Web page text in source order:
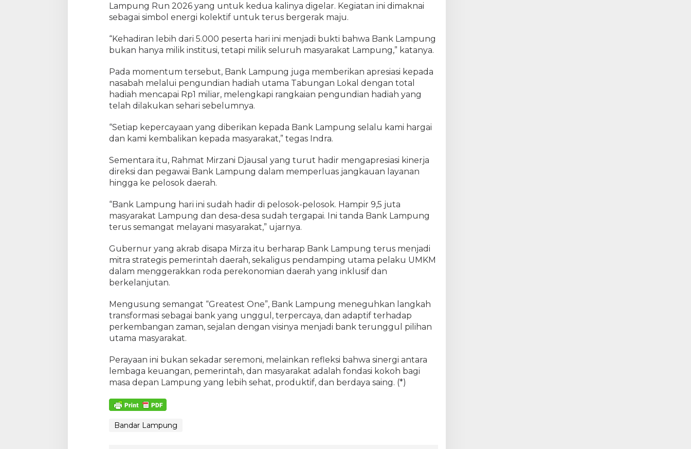
Lampung Run 2026 yang untuk kedua kalinya digelar. Kegiatan ini dimaknai
sebagai simbol energi kolektif untuk terus bergerak maju.
“Kehadiran lebih dari 5.000 peserta hari ini menjadi bukti bahwa Bank Lampung
bukan hanya milik institusi, tetapi milik seluruh masyarakat Lampung,” katanya.
Pada momentum tersebut, Bank Lampung juga memberikan apresiasi kepada
nasabah melalui pengundian hadiah utama Tabungan Lokal dengan total
hadiah mencapai Rp1 miliar, melengkapi rangkaian pengundian hadiah yang
telah dilakukan sehari sebelumnya.
“Setiap kepercayaan yang diberikan kepada Bank Lampung selalu kami hargai
dan kami kembalikan kepada masyarakat,” tegas Indra.
Sementara itu, Rahmat Mirzani Djausal yang turut hadir mengapresiasi kinerja
direksi dan pegawai Bank Lampung dalam memperluas jangkauan layanan
hingga ke pelosok daerah.
“Bank Lampung hari ini sudah hadir di pelosok-pelosok. Hampir 9,5 juta
masyarakat Lampung dan desa-desa sudah tergapai. Ini tanda Bank Lampung
terus semangat melayani masyarakat,” ujarnya.
Gubernur yang akrab disapa Mirza itu berharap Bank Lampung terus menjadi
mitra strategis pemerintah daerah, sekaligus pendamping utama pelaku UMKM
dalam menggerakkan roda perekonomian daerah yang inklusif dan
berkelanjutan.
Mengusung semangat “Greatest One”, Bank Lampung meneguhkan langkah
transformasi sebagai bank yang unggul, terpercaya, dan adaptif terhadap
perkembangan zaman, sejalan dengan visinya menjadi bank terunggul pilihan
utama masyarakat.
Perayaan ini bukan sekadar seremoni, melainkan refleksi bahwa sinergi antara
lembaga keuangan, pemerintah, dan masyarakat adalah fondasi kokoh bagi
masa depan Lampung yang lebih sehat, produktif, dan berdaya saing. (*)
Bandar Lampung